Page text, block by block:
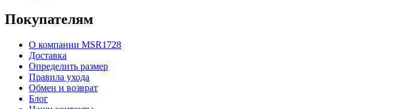
Покупателям
О компании MSR1728
Доставка
Определить размер
Правила ухода
Обмен и возврат
Блог